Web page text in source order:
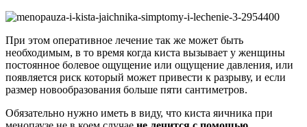
При этом оперативное лечение так же может быть
необходимым, в то время когда киста вызывает у женщины
постоянное болевое ощущение или ощущение давления, или
появляется риск который может привести к разрыву, и если
размер новообразования больше пяти сантиметров.
Обязательно нужно иметь в виду, что киста яичника при